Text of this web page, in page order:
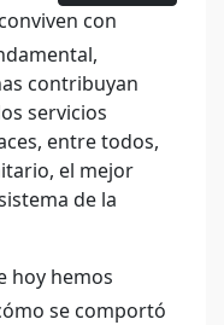
con
contribuyan
servicios
entre todos,
el mejor
de la
hoy hemos
se comportó